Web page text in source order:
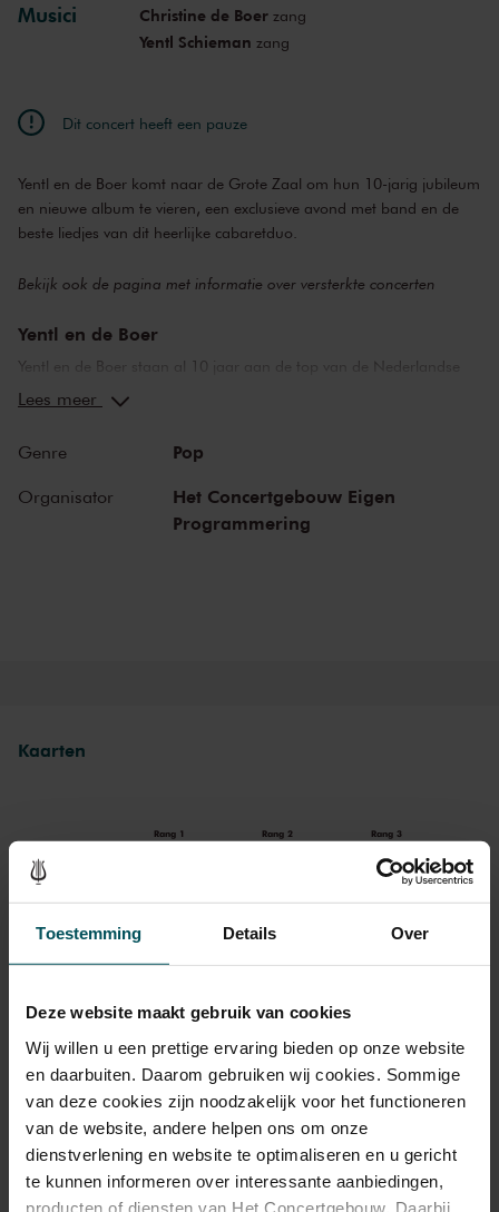
Toestemming Details Over
Deze website maakt gebruik van cookies
Wij willen u een prettige ervaring bieden op onze website
en daarbuiten. Daarom gebruiken wij cookies. Sommige
van deze cookies zijn noodzakelijk voor het functioneren
van de website, andere helpen ons om onze
dienstverlening en website te optimaliseren en u gericht
te kunnen informeren over interessante aanbiedingen,
producten of diensten van Het Concertgebouw. Daarbij
Musici Christine de Boerzang
Yentl Schieman zang
Dit concert heeft een pauze
Yentl en de Boer komt naar de Grote Zaal om hun 10-jarig jubileum
en nieuwe album te vieren, een exclusieve avond met band en de
beste liedjes van dit heerlijke cabaretduo.
Bekijk ook de pagina met informatie over versterkte concerten
Yentl en de Boer
Yentl en de Boer staan al 10 jaar aan de top van de Nederlandse
liedkunst. Hun teksten zijn scherp, ontroerend, ontzettend grappig
hun totaal unieke lijn tussen elektronische popmuziek en semi-
akoestische theatermuziek. Hierin kunnen zij als geen ander
uitblinken, met een afwisseling van humor en ontroering.
Lees meer
Genre Pop
Organisator
Het Concertgebouw Eigen
Programmering
Kaarten
Rang 1 Rang 2 Rang 3
30 jaar? Eventuele sprintkaarten zijn 4 uur van tevoren via de
sprintkaarten
Prijzen zijn exclusief transactiekosten: € 5 per bestelling. Wilt
u rolstoelplaatsen bestellen? Mail naar
kassa@concertgebouw.nl of bel de Concertgebouwlijn op
020 – 671 83 45.